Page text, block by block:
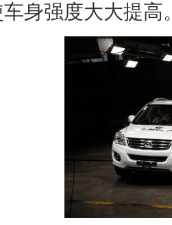
身强度大大提高